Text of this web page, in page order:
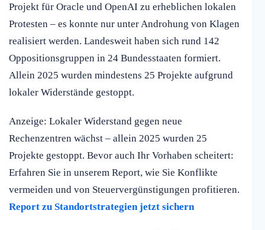
Projekt für Oracle und OpenAI zu erheblichen lokalen
Protesten – es konnte nur unter Androhung von Klagen
realisiert werden. Landesweit haben sich rund 142
Oppositionsgruppen in 24 Bundesstaaten formiert.
Allein 2025 wurden mindestens 25 Projekte aufgrund
lokaler Widerstände gestoppt.
Anzeige: Lokaler Widerstand gegen neue
Rechenzentren wächst – allein 2025 wurden 25
Projekte gestoppt. Bevor auch Ihr Vorhaben scheitert:
Erfahren Sie in unserem Report, wie Sie Konflikte
vermeiden und von Steuervergünstigungen profitieren.
Report zu Standortstrategien jetzt sichern